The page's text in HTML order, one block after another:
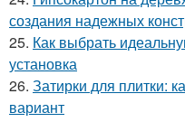
создания надежных
25. Как выбрать
установка
26. Затирки для плитки:
вариант